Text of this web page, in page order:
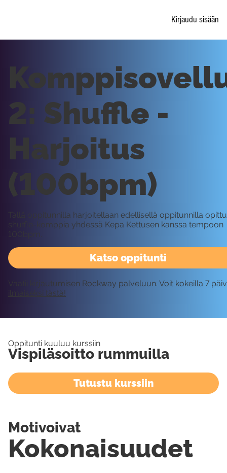
Kirjaudu sisään
Katso oppitunti
2: Shuffle -
Harjoitus
(100bpm)
Tällä oppitunnilla harjoitellaan edellisellä oppitunnilla
shuffle-komppia yhdessä Kepa Kettusen kanssa tempoon
100bpm.
Vaatii kirjautumisen Rockway palveluun. Voit kokeilla 7
ilmaiseksi tästä!
Oppitunti kuuluu kurssiin
Vispiläsoitto rummuilla
Tutustu kurssiin
Kokonaisuudet
Motivoivat